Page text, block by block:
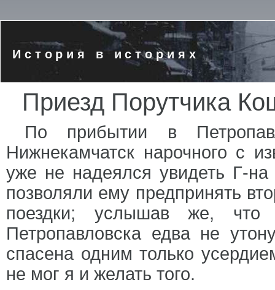
История в историях
Приезд Порутчика
По прибытии в
Нижнекамчатск нарочного с
уже не надеялся увидеть Г-
позволяли ему предпринять
поездки; услышав же,
Петропавловска едва не
спасена одним только
не мог я и желать того.